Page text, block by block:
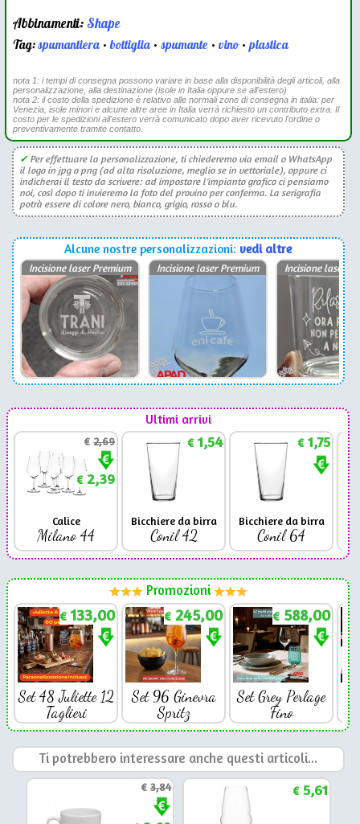
Abbinamenti:Shape
Tag:spumantiera•bottiglia•spumante •vino•plastica
nota 1: i tempi di consegna possono variare in base alla disponibilità degli articoli, alla
personalizzazione, alla destinazione (isole in Italia oppure se all'estero)
nota 2: il costo della spedizione è relativo alle normali zone di consegna in italia: per
Venezia, isole minori e alcune altre aree in Italia verrà richiesto un contributo extra. Il
costo per le spedizioni all'estero verrà comunicato dopo aver ricevuto l'ordine o
preventivamente tramite contatto.
✓Per effettuare la personalizzazione, ti chiederemo via email o WhatsApp
il logo in jpg o png (ad alta risoluzione, meglio se in vettoriale), oppure ci
indicherai il testo da scrivere: ad impostare l'impianto grafico ci pensiamo
noi, così dopo ti invieremo la foto del provino per conferma. La serigrafia
potrà essere di colore nero, bianco, grigio, rosso o blu.
Alcune nostre personalizzazioni: vedi altre
Incisione laser Premium Incisione laser Premium Incisione laser
Ultimi arrivi
€2,69
€2,39
Calice
Milano 44
€1,54
Bicchiere da birra
Conil 42
€1,75
Bicchiere da birra
Conil 64
Promozioni
€ 133,00
Set 48 Juliette 12
Taglieri
€ 245,00
Set 96 Ginevra
Spritz
€ 588,00
Set Grey Perlage
Fino
Ti potrebbero interessare anche questi articoli...
€3,84 €5,61